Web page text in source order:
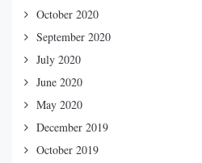
October 2020
September 2020
July 2020
June 2020
May 2020
December 2019
October 2019